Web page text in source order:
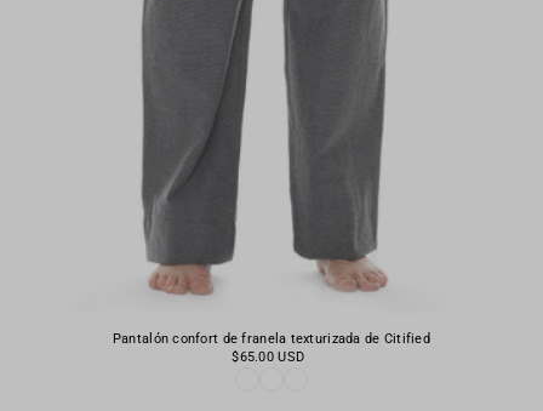
Pantalón confort de franela texturizada de Citified
$65.00 USD